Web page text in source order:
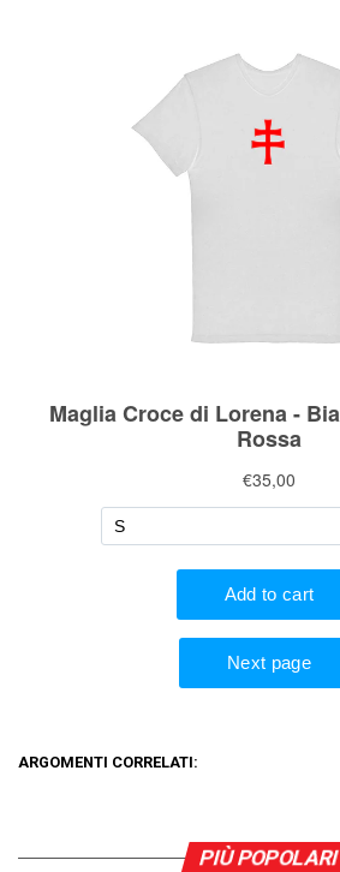
ARGOMENTI CORRELATI:
PIÙ POPOLARI